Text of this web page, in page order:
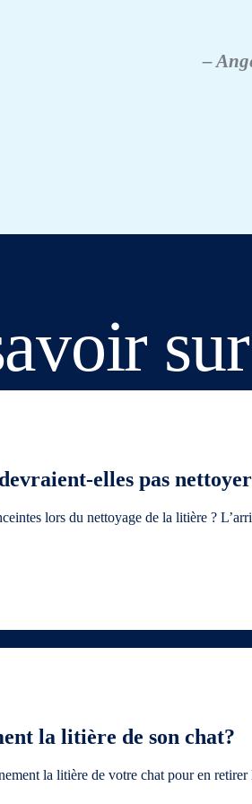
–
elles pas
lors du nettoyage de la litière ?
la litière de son chat?
la litière de votre chat pour en